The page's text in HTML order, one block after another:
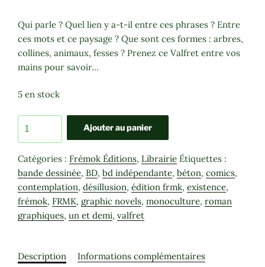
Qui parle ? Quel lien y a-t-il entre ces phrases ? Entre
ces mots et ce paysage ? Que sont ces formes : arbres,
collines, animaux, fesses ? Prenez ce Valfret entre vos
mains pour savoir…
5 en stock
de
et
Demi
-
Valfret
Ajouter au panier
Catégories : Frémok Éditions, Librairie Étiquettes :
bande dessinée, BD, bd indépendante, béton, comics,
contemplation, désillusion, édition frmk, existence,
frémok, FRMK, graphic novels, monoculture, roman
graphiques, un et demi, valfret
Description Informations complémentaires